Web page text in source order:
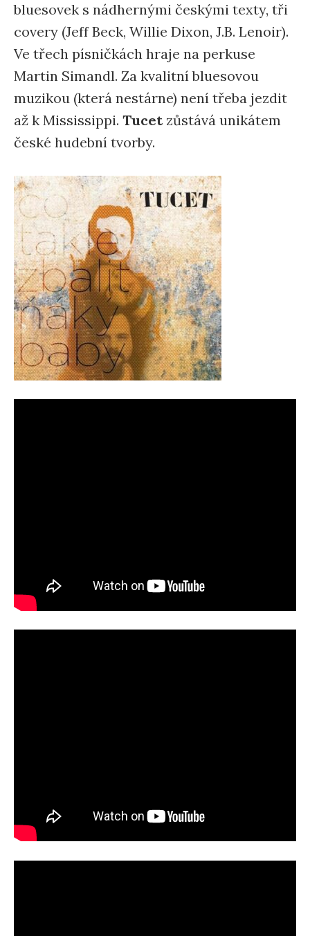
bluesovek s nádhernými českými texty, tři
covery (Jeff Beck, Willie Dixon, J.B. Lenoir).
Ve třech písničkách hraje na perkuse
Martin Simandl. Za kvalitní bluesovou
muzikou (která nestárne) není třeba jezdit
až k Mississippi. Tucetzůstává unikátem
české hudební tvorby.